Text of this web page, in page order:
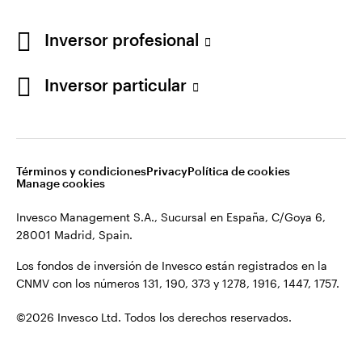
Contacto
1916, 1447, 1757.
©2026 Invesco Ltd. Todos los derechos reservados.
Inversor profesional
Inversor particular
Términos y condicionesPrivacyPolítica de cookies
Manage cookies
Invesco Management S.A., Sucursal en España, C/Goya 6,
28001 Madrid, Spain.
Los fondos de inversión de Invesco están registrados en la
CNMV con los números 131, 190, 373 y 1278, 1916, 1447, 1757.
©2026 Invesco Ltd. Todos los derechos reservados.